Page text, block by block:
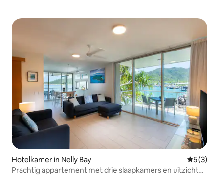
Hotelkamer in Nelly Bay
5 (3)
Prachtig appartement met drie slaapkamers en uitzicht